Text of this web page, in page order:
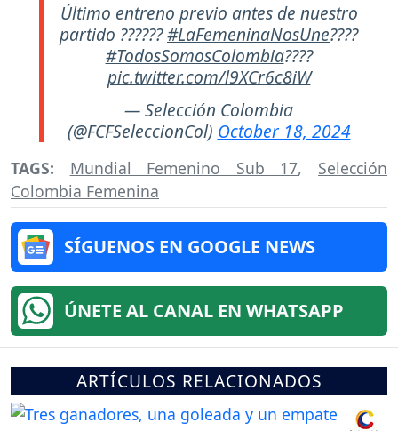
Último entreno previo antes de nuestro
partido ??????#LaFemeninaNosUne????
#TodosSomosColombia????
pic.twitter.com/l9XCr6c8iW
— Selección Colombia
(@FCFSeleccionCol) October 18, 2024
TAGS: Mundial Femenino Sub 17, Selección
Colombia Femenina
SÍGUENOS EN GOOGLE NEWS
ÚNETE AL CANAL EN WHATSAPP
ARTÍCULOS RELACIONADOS